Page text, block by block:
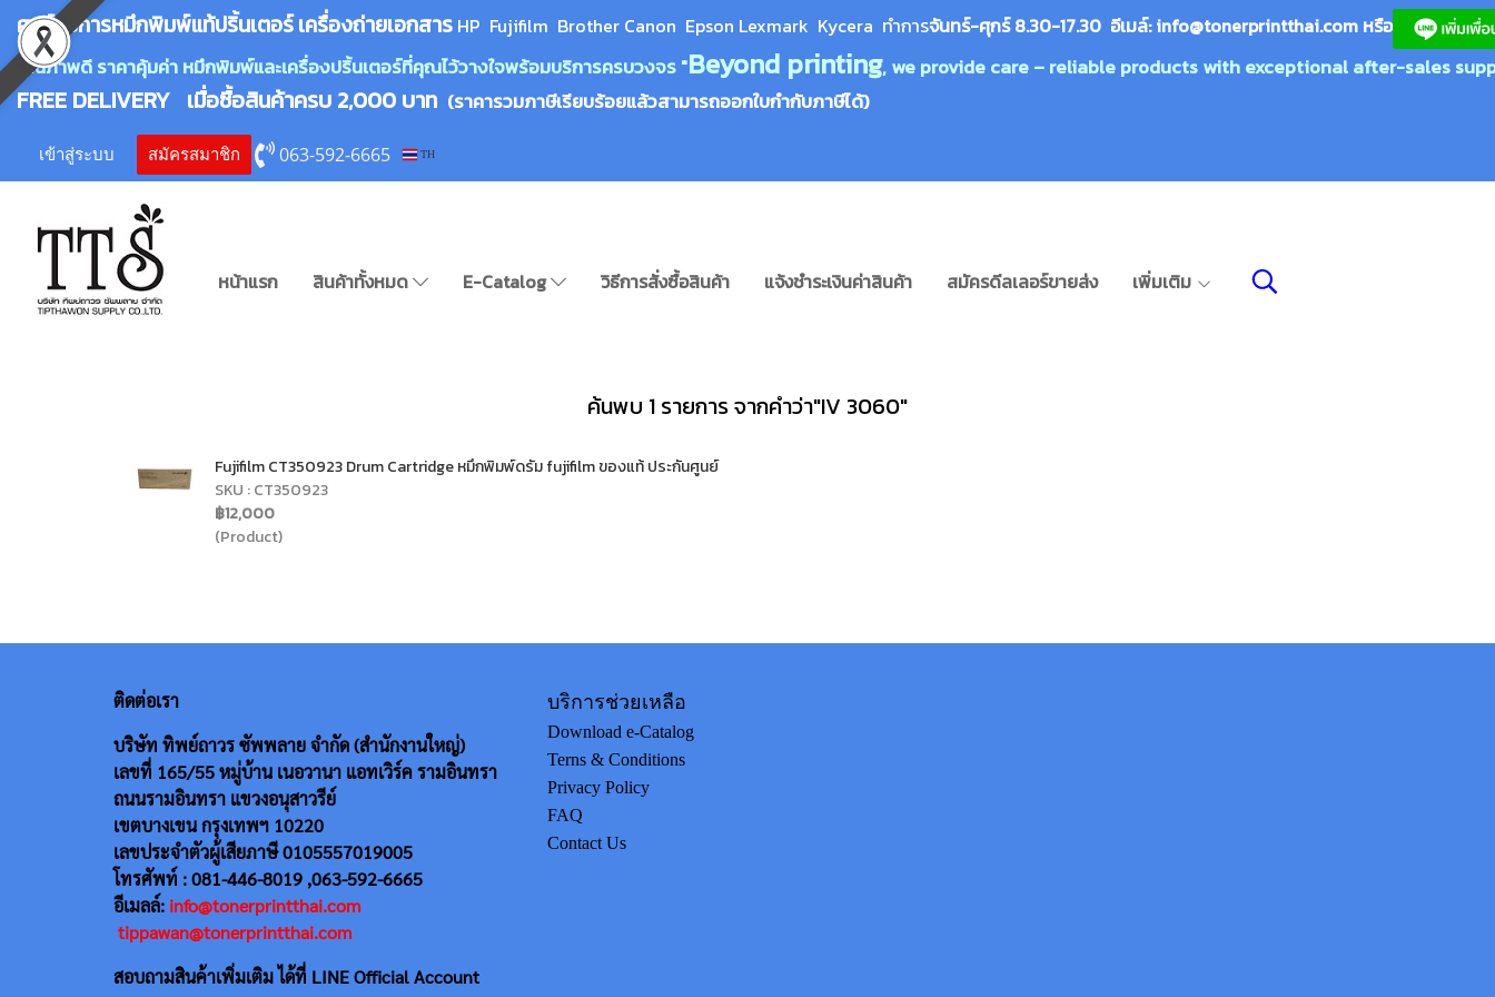
ศูนย์บริการหมึกพิมพ์แท้ปริ้นเตอร์ เครื่องถ่ายเอกสาร HP Fujifilm Brother Canon Epson Lexmark Kycera ทำการจันทร์-ศุกร์ 8.30-17.30 อีเมล์:info@tonerprintthai.com หรือ
คุณภาพดี ราคาคุ้มค่า หมึกพิมพ์และเครื่องปริ้นเตอร์ที่คุณไว้วางใจพร้อมบริการครบวงจร "Beyond printing, we provide care – reliable products with exceptional after-sales
FREE DELIVERY เมื่อซื้อสินค้าครบ 2,000 บาท (ราคารวมภาษีเรียบร้อยแล้วสามารถออกใบกำกับภาษีได้)
เข้าสู่ระบบ สมัครสมาชิก 063-592-6665 TH
หน้าแรก สินค้าทั้งหมด E-Catalog วิธีการสั่งซื้อสินค้า แจ้งชำระเงินค่าสินค้า สมัครดีลเลอร์ขายส่ง เพิ่มเติม
ค้นพบ 1 รายการ จากคำว่า"IV 3060"
Fujifilm CT350923 Drum Cartridge หมึกพิมพ์ดรัม fujifilm ของแท้ ประกันศูนย์
SKU : CT350923
฿12,000
(Product)
ติดต่อเรา
บริษัท ทิพย์ถาวร ซัพพลาย จำกัด (สำนักงานใหญ่)
เลขที่ 165/55หมู่บ้าน เนอวานา แอทเวิร์ค รามอินทรา
ถนนรามอินทรา แขวงอนุสาวรีย์
เขตบางเขน กรุงเทพฯ 10220
เลขประจำตัวผู้เสียภาษี 0105557019005
โทรศัพท์ : 081-446-8019 ,063-592-6665
อีเมลล์: info@tonerprintthai.com
tippawan@tonerprintthai.com
สอบถามสินค้าเพิ่มเติม ได้ที่ LINE Official Account
บริการช่วยเหลือ
Download e-Catalog
Terns & Conditions
Privacy Policy
FAQ
Contact Us